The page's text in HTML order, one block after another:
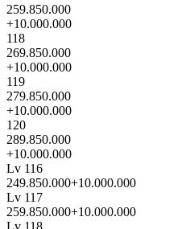
259.850.000
+10.000.000
118
269.850.000
+10.000.000
119
279.850.000
+10.000.000
120
289.850.000
+10.000.000
Lv 116
249.850.000+10.000.000
Lv 117
259.850.000+10.000.000
Lv 118